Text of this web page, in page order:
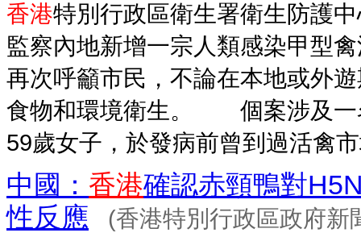
香港特別行政區衛生署衛生防護
監察內地新增一宗人類感染甲型
再次呼籲市民，不論在本地或外
食物和環境衛生。 個案涉及一
59歲女子，於發病前曾到過活禽
中國： 香港確認赤頸鴨對
性反應
(香港特別行政區政府新